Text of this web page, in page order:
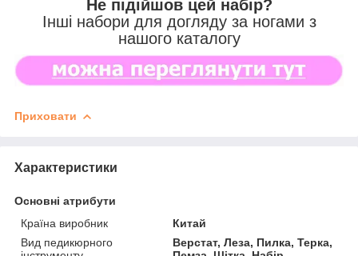
Не підійшов цей набір?
Інші набори для догляду за ногами з
нашого каталогу
Приховати
Характеристики
Основні атрибути
Країна виробник
Китай
Вид педикюрного
Верстат, Леза, Пилка, Терка,